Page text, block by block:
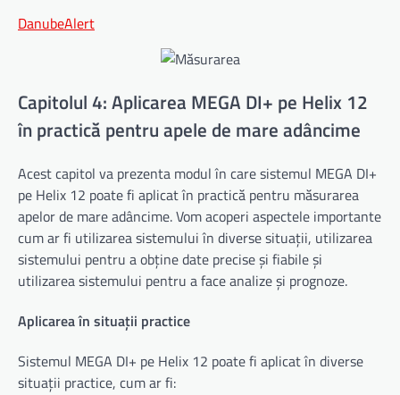
DanubeAlert
Capitolul 4: Aplicarea MEGA DI+ pe Helix 12
în practică pentru apele de mare adâncime
Acest capitol va prezenta modul în care sistemul MEGA DI+
pe Helix 12 poate fi aplicat în practică pentru măsurarea
apelor de mare adâncime. Vom acoperi aspectele importante
cum ar fi utilizarea sistemului în diverse situații, utilizarea
sistemului pentru a obține date precise și fiabile și
utilizarea sistemului pentru a face analize și prognoze.
Aplicarea în situații practice
Sistemul MEGA DI+ pe Helix 12 poate fi aplicat în diverse
situații practice, cum ar fi: